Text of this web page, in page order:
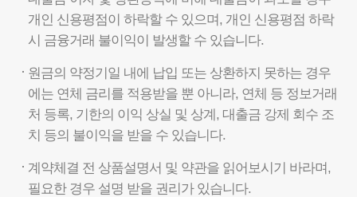
개인 신용평점이 하락할 수 있으며, 개인 신용평점 하락
시 금융거래 불이익이 발생할 수 있습니다.
원금의 약정기일 내에 납입 또는 상환하지 못하는 경우
에는 연체 금리를 적용받을 뿐 아니라, 연체 등 정보거래
처 등록, 기한의 이익 상실 및 상계, 대출금 강제 회수 조
치 등의 불이익을 받을 수 있습니다.
계약체결 전 상품설명서 및 약관을 읽어보시기 바라며,
필요한 경우 설명 받을 권리가 있습니다.